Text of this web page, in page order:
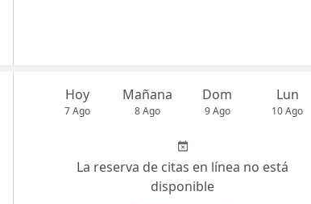
Hoy
7 Ago
Mañana
8 Ago
Dom
9 Ago
Lun
10 Ago
La reserva de citas en línea no está
disponible